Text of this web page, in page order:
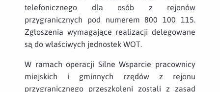
telefonicznego dla osób z rejonów
przygranicznych pod numerem 800 100 115.
Zgłoszenia wymagające realizacji delegowane
są do właściwych jednostek WOT.
W ramach operacji Silne Wsparcie pracownicy
miejskich i gminnych rzędów z rejonu
przygranicznego przeszkoleni zostali z zasad